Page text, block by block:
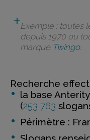
Exemple : toutes
depuis 1970 ou
marque Twingo.
Recherche
la base Anterity
(253 763
Périmètre :